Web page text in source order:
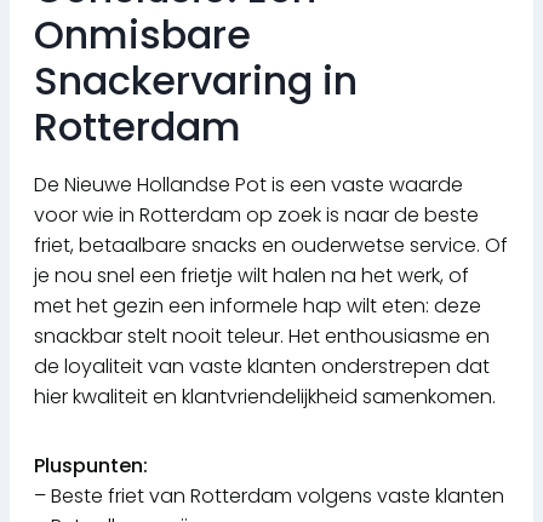
Onmisbare
Snackervaring in
Rotterdam
De Nieuwe Hollandse Pot is een vaste waarde
voor wie in Rotterdam op zoek is naar de beste
friet, betaalbare snacks en ouderwetse service. Of
je nou snel een frietje wilt halen na het werk, of
met het gezin een informele hap wilt eten: deze
snackbar stelt nooit teleur. Het enthousiasme en
de loyaliteit van vaste klanten onderstrepen dat
hier kwaliteit en klantvriendelijkheid samenkomen.
Pluspunten:
– Beste friet van Rotterdam volgens vaste klanten